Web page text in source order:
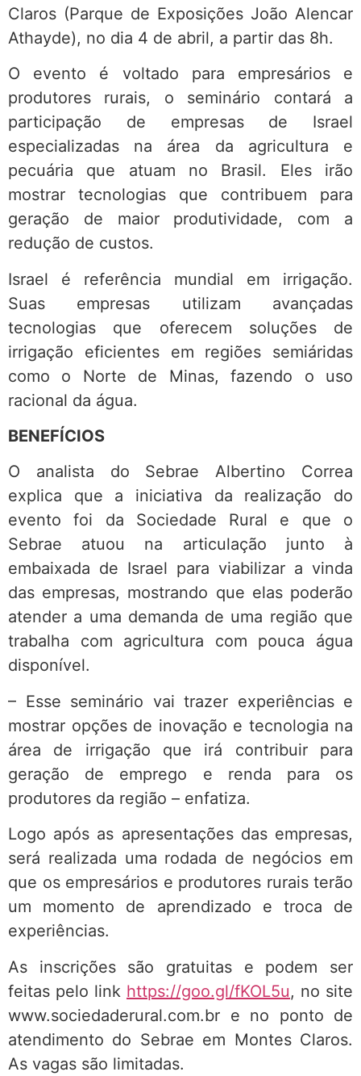
Claros (Parque de Exposições João Alencar
Athayde), no dia 4 de abril, a partir das 8h.
O evento é voltado para empresários e
produtores rurais, o seminário contará a
participação de empresas de Israel
especializadas na área da agricultura e
pecuária que atuam no Brasil. Eles irão
mostrar tecnologias que contribuem para
geração de maior produtividade, com a
redução de custos.
Israel é referência mundial em irrigação.
Suas empresas utilizam avançadas
tecnologias que oferecem soluções de
irrigação eficientes em regiões semiáridas
como o Norte de Minas, fazendo o uso
racional da água.
BENEFÍCIOS
O analista do Sebrae Albertino Correa
explica que a iniciativa da realização do
evento foi da Sociedade Rural e que o
Sebrae atuou na articulação junto à
embaixada de Israel para viabilizar a vinda
das empresas, mostrando que elas poderão
atender a uma demanda de uma região que
trabalha com agricultura com pouca água
disponível.
– Esse seminário vai trazer experiências e
mostrar opções de inovação e tecnologia na
área de irrigação que irá contribuir para
geração de emprego e renda para os
produtores da região – enfatiza.
Logo após as apresentações das empresas,
será realizada uma rodada de negócios em
que os empresários e produtores rurais terão
um momento de aprendizado e troca de
experiências.
As inscrições são gratuitas e podem ser
feitas pelo link https://goo.gl/fKOL5u, no site
www.sociedaderural.com.br e no ponto de
atendimento do Sebrae em Montes Claros.
As vagas são limitadas.